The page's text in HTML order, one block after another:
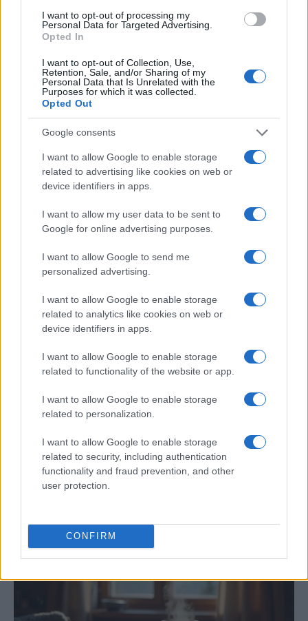
I want to opt-out of processing my
Personal Data for Targeted Advertising.
Opted In
I want to opt-out of Collection, Use,
Retention, Sale, and/or Sharing of my
Personal Data that Is Unrelated with the
Purposes for which it was collected.
Opted Out
Google consents
I want to allow Google to enable storage
related to advertising like cookies on web or
device identifiers in apps.
I want to allow my user data to be sent to
Google for online advertising purposes.
I want to allow Google to send me
personalized advertising.
I want to allow Google to enable storage
related to analytics like cookies on web or
device identifiers in apps.
I want to allow Google to enable storage
related to functionality of the website or app.
I want to allow Google to enable storage
related to personalization.
I want to allow Google to enable storage
related to security, including authentication
functionality and fraud prevention, and other
user protection.
CONFIRM
La valla: la serie española que predijo la
pandemia
La valla, es una serie española emitida actualmente…
CULTURA
«El niño de fuego»: documental ya
disponible en Movistar
CULTURA